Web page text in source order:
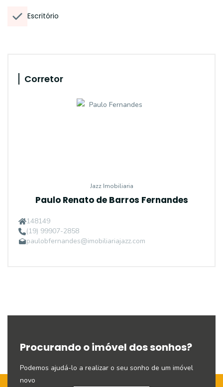
Escritório
Corretor
Jazz Imobiliaria
Paulo Renato de Barros Fernandes
148149
(19) 99907-2858
paulobfernandes@imobiliariajazz.com
Procurando o imóvel dos sonhos?
Podemos ajudá-lo a realizar o seu sonho de um imóvel
novo